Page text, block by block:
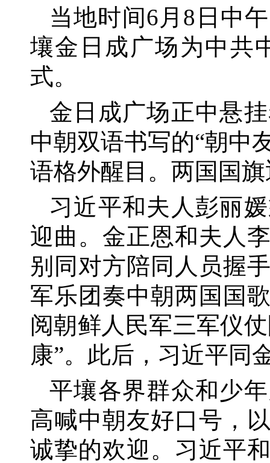
当地时间6月8日中
壤金日成广场为中共
式。
金日成广场正中悬
中朝双语书写的“朝中
语格外醒目。两国国
习近平和夫人彭丽
迎曲。金正恩和夫人
别同对方陪同人员握
军乐团奏中朝两国国
阅朝鲜人民军三军仪
康”。此后，习近平同
平壤各界群众和少
高喊中朝友好口号，
诚挚的欢迎。习近平